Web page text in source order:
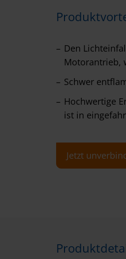
Den
Motorantrieb,
Schwer
Hochwertige
ist in
Jetzt